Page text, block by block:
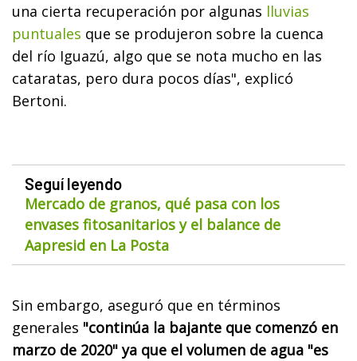
una cierta recuperación por algunas lluvias
puntuales que se produjeron sobre la cuenca
del río Iguazú, algo que se nota mucho en las
cataratas, pero dura pocos días", explicó
Bertoni.
Seguí leyendo
Mercado de granos, qué pasa con los
envases fitosanitarios y el balance de
Aapresid en La Posta
Sin embargo, aseguró que en términos
generales "continúa la bajante que comenzó en
marzo de 2020" ya que el volumen de agua "es